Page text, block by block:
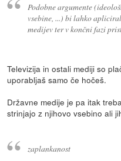
Podobne argumente
vsebine, ...) bi lahko
medijev ter v končni fazi
Televizija in ostali mediji so
uporabljaš samo če hočeš.
Državne medije je pa itak
strinjajo z njihovo vsebino ali
zaplankanost